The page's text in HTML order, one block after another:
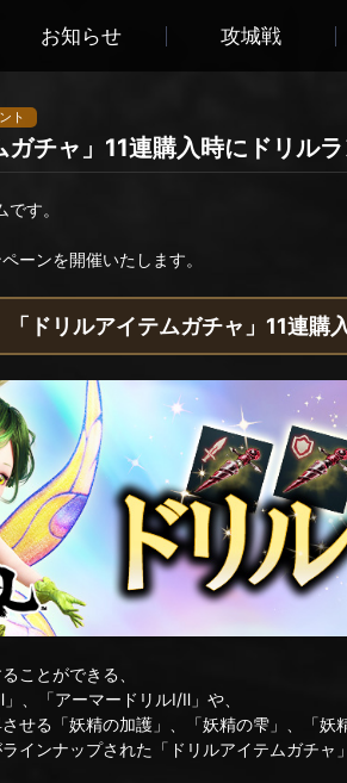
お知らせ 攻城戦
ト
ガチャ」11連購入時にドリル
です。
ーンを開催いたします。
「ドリルアイテムガチャ」11連
ことができる、
、「アーマードリルⅠ/Ⅱ」や、
せる「妖精の加護」、「妖精の雫」、「妖
インナップされた「ドリルアイテムガチャ